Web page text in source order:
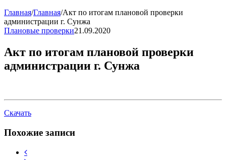
Главная/Главная/Акт по итогам плановой проверки
администрации г. Сунжа
Плановые проверки21.09.2020
Акт по итогам плановой проверки
администрации г. Сунжа
Скачать
Похожие записи